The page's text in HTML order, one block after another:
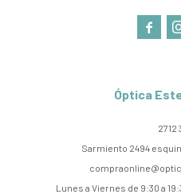
Óptica
2712
Sarmiento 2494
Lunes a Viernes de 9:30 a
